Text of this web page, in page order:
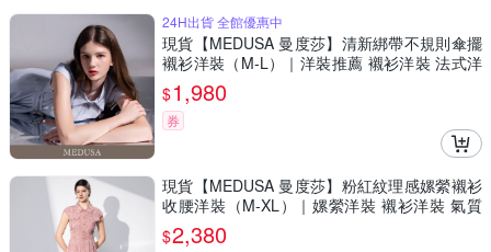
24H出貨 全館優惠中
現貨【MEDUSA 曼度莎】清新綁帶不規則傘擺
襯衫洋裝（M-L）｜洋裝推薦 襯衫洋裝 法式洋
裝
$1,980
券
現貨【MEDUSA 曼度莎】粉紅紋理感嫘縈襯衫
收腰洋裝（M-XL）｜嫘縈洋裝 襯衫洋裝 氣質
穿搭
$2,380